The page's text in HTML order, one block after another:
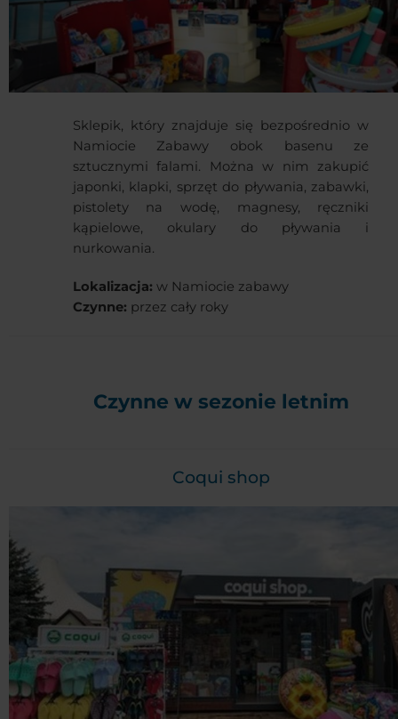
Sklepik, który znajduje się bezpośrednio w
Namiocie Zabawy obok basenu ze
sztucznymi falami. Można w nim zakupić
japonki, klapki, sprzęt do pływania, zabawki,
pistolety na wodę, magnesy, ręczniki
kąpielowe, okulary do pływania i
nurkowania.
Lokalizacja: w Namiocie zabawy
Czynne: przez cały roky
Czynne w sezonie letnim
Coqui shop